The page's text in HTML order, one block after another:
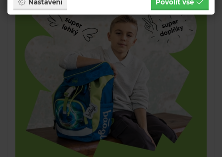
Nastavení Povolit vše